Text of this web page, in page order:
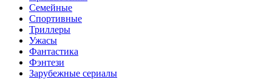
Семейные
Спортивные
Триллеры
Ужасы
Фантастика
Фэнтези
Зарубежные сериалы